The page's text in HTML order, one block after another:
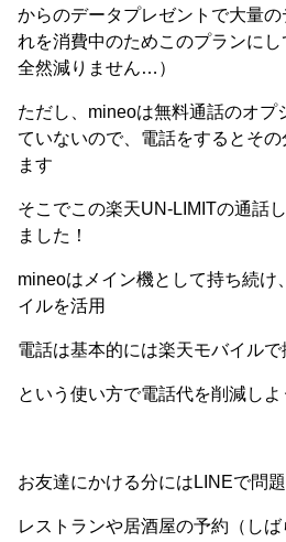
からのデータプレゼントで大量
れを消費中のためこのプランに
全然減りません…）
ただし、mineoは無料通話のオプ
ていないので、電話をするとそ
ます
そこでこの楽天UN-LIMITの通話
ました！
mineoはメイン機として持ち続け
イルを活用
電話は基本的には楽天モバイルで
という使い方で電話代を削減し
お友達にかける分にはLINEで問題
レストランや居酒屋の予約（し